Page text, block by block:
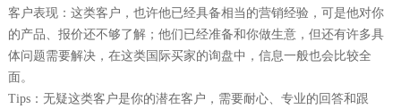
客户表现：这类客户，也许他已经具备相当的营销经验，可是他对你
的产品、报价还不够了解；他们已经准备和你做生意，但还有许多具
体问题需要解决，在这类国际买家的询盘中，信息一般也会比较全
面。
Tips：无疑这类客户是你的潜在客户，需要耐心、专业的回答和跟